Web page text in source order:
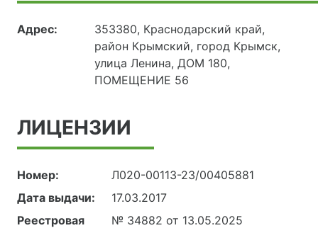
Адрес:
353380, Краснодарский край,
район Крымский, город Крымск,
улица Ленина, ДОМ 180,
ПОМЕЩЕНИЕ 56
ЛИЦЕНЗИИ
Номер:
Л020-00113-23/00405881
Дата выдачи:
17.03.2017
Реестровая
№ 34882 от 13.05.2025